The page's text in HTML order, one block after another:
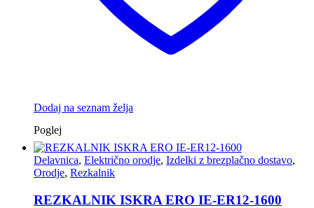
Dodaj na seznam želja
Poglej
Delavnica, Električno orodje, Izdelki z brezplačno dostavo,
Orodje, Rezkalnik
REZKALNIK ISKRA ERO IE-ER12-1600